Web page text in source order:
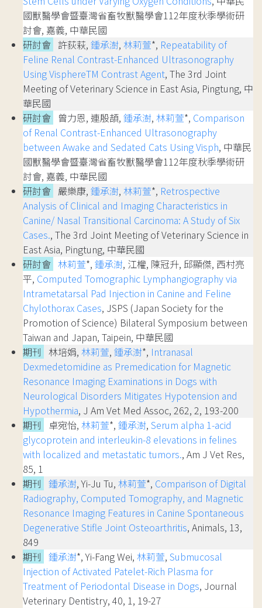
國獸醫學會暨臺灣省畜牧獸醫學會112年度秋季學術研
討會, 嘉義, 中華民國
研討會 許荻萩, 鍾承澍, 林莉萱*, Repeatability of
Feline Renal Contrast-Enhanced Ultrasonography
Using VisphereTM Contrast Agent, The 3rd Joint
Meeting of Veterinary Science in East Asia, Pingtung, 中
華民國
研討會 曾力恩, 連殷頡, 鍾承澍, 林莉萱*, Comparison
of Renal Contrast-Enhanced Ultrasonography
between Awake and Sedated Cats Using Visph, 中華民
國獸醫學會暨臺灣省畜牧獸醫學會112年度秋季學術研
討會, 嘉義, 中華民國
研討會 嚴樂康, 鍾承澍, 林莉萱*, Retrospective
Analysis of Clinical and Imaging Characteristics in
Canine/ Nasal Transitional Carcinoma: A Study of Six
Cases., The 3rd Joint Meeting of Veterinary Science in
East Asia, Pingtung, 中華民國
研討會 林莉萱*, 鍾承澍, 江權, 陳冠升, 邱顯傑, 西村亮
平, Computed Tomographic Lymphangiography via
Intrametatarsal Pad Injection in Canine and Feline
Chylothorax Cases, JSPS (Japan Society for the
Promotion of Science) Bilateral Symposium between
Taiwan and Japan, Taipein, 中華民國
期刊 林培娟, 林莉萱, 鍾承澍*, Intranasal
Dexmedetomidine as Premedication for Magnetic
Resonance Imaging Examinations in Dogs with
Neurological Disorders Mitigates Hypotension and
Hypothermia, J Am Vet Med Assoc, 262, 2, 193-200
期刊
卓宛怡, 林莉萱*, 鍾承澍, Serum alpha 1-acid
glycoprotein and interleukin-8 elevations in felines
with localized and metastatic tumors., Am J Vet Res,
85, 1
期刊 鍾承澍, Yi-Ju Tu, 林莉萱*, Comparison of Digital
Radiography, Computed Tomography, and Magnetic
Resonance Imaging Features in Canine Spontaneous
Degenerative Stifle Joint Osteoarthritis, Animals, 13,
849
期刊 鍾承澍*, Yi-Fang Wei, 林莉萱, Submucosal
Injection of Activated Patelet-Rich Plasma for
Treatment of Periodontal Disease in Dogs, Journal
Veterinary Dentistry, 40, 1, 19-27